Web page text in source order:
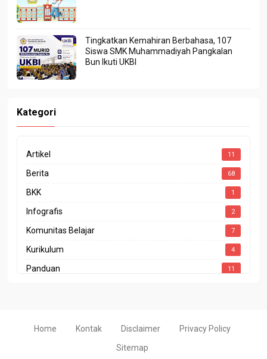
Tingkatkan Kemahiran Berbahasa, 107
Siswa SMK Muhammadiyah Pangkalan
Bun Ikuti UKBI
Kategori
Artikel 11
Berita 68
BKK 1
Infografis 2
Komunitas Belajar 7
Kurikulum 4
Panduan 11
Program Sekolah
Home Kontak Disclaimer
Privacy Policy
Sitemap